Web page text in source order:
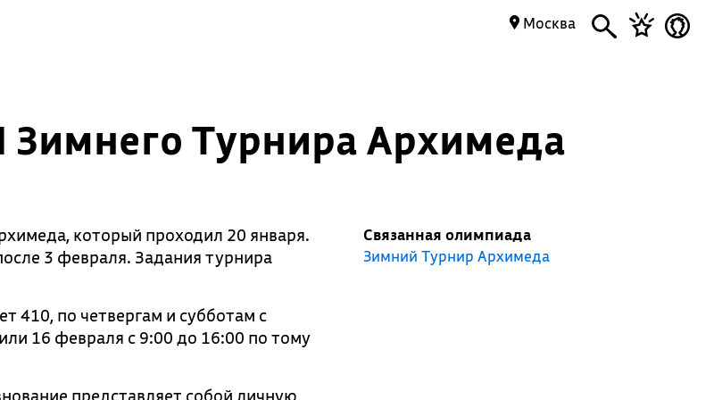
Москва
Зимнего Турнира Архимеда
который проходил 20 января.
3 февраля. Задания турнира
по четвергам и субботам с
16 февраля с 9:00 до 16:00 по тому
представляет собой личную
Связанная олимпиада
Зимний Турнир Архимеда